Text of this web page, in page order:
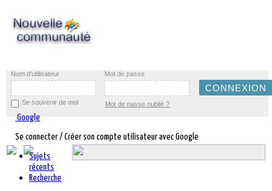
Nom d'utilisateur Mot de passe
Se souvenir de moi Mot de passe oublié ?
Google
Se connecter / Créer son compte utilisateur avec Google
Sujets
récents
Recherche